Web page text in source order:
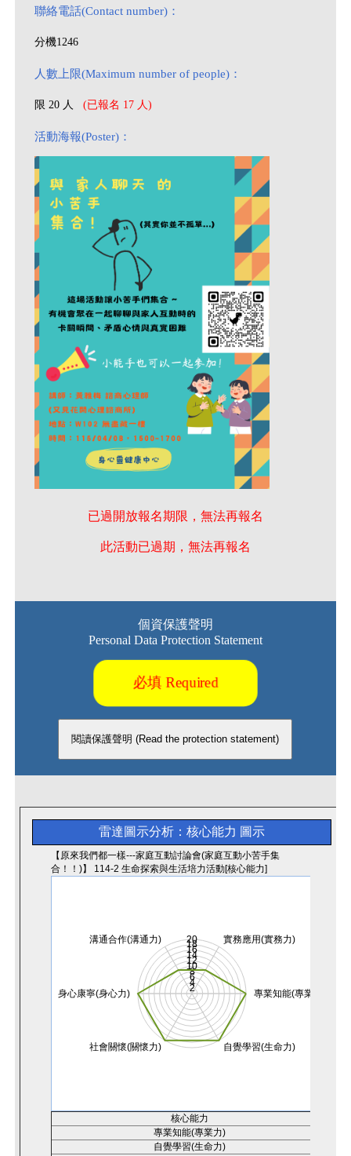
聯絡電話(Contact number)：
分機1246
人數上限(Maximum number of people)：
限 20 人 (已報名 17 人)
活動海報(Poster)：
已過開放報名期限，無法再報名
此活動已過期，無法再報名
個資保護聲明
Personal Data Protection Statement
必填 Required
雷達圖示分析：核心能力 圖示